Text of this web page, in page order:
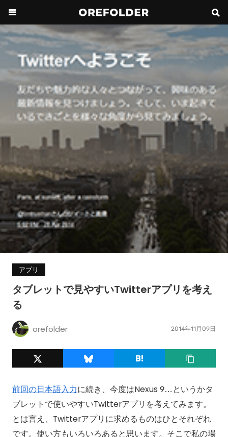
アプリ
タブレットで見やすいTwitterアプリを考え
る
orefolder 2014年11月09日
前回の日本語入力に続き、今度はNexus 9…というかタ
ブレットで使いやすいTwitterアプリを考えてみます。
とは言え、Twitterアプリに求めるものはひとそれぞれ
です。使い方もいろいろあると思います。そこで私の場